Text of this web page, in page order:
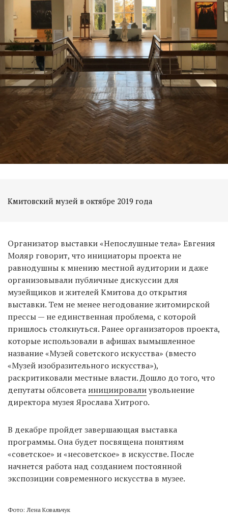
Кмитовский музей в октябре 2019 года
Организатор выставки «Непослушные тела» Евгения
Моляр говорит, что инициаторы проекта не
равнодушны к мнению местной аудитории и даже
организовывали публичные дискуссии для
музейщиков и жителей Кмитова до открытия
выставки. Тем не менее негодование житомирской
прессы — не единственная проблема, с которой
пришлось столкнуться. Ранее организаторов проекта,
которые использовали в афишах вымышленное
название «Музей советского искусства» (вместо
«Музей изобразительного искусства»),
раскритиковали местные власти. Дошло до того, что
депутаты облсовета инициировалиувольнение
директора музея Ярослава Хитрого.
В декабре пройдет завершающая выставка
программы. Она будет посвящена понятиям
«советское» и «несоветское» в искусстве. После
начнется работа над созданием постоянной
экспозиции современного искусства в музее.
Фото: Лена Ковальчук